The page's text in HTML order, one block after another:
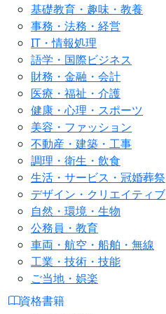
基礎教育・趣味・教養
事務・法務・経営
IT・情報処理
語学・国際ビジネス
財務・金融・会計
医療・福祉・介護
健康・心理・スポーツ
美容・ファッション
不動産・建築・工事
調理・衛生・飲食
生活・サービス・冠婚葬祭
デザイン・クリエイティブ
自然・環境・生物
公務員・教育
車両・航空・船舶・無線
工業・技術・技能
ご当地・娯楽
資格書籍